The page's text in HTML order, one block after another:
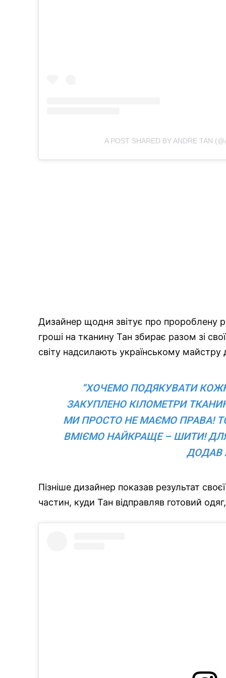
A POST SHARED BY ANDRE TAN
Дизайнер щодня звітує про пророблену
гроші на тканину Тан збирає разом зі
світу надсилають українському майстру
“ХОЧЕМО ПОДЯКУВАТИ
ЗАКУПЛЕНО КІЛОМЕТРИ
МИ ПРОСТО НЕ МАЄМО ПРАВА!
ВМІЄМО НАЙКРАЩЕ – ШИТИ!
ДОДАВ
Пізніше дизайнер показав результат
частин, куди Тан відправляв готовий